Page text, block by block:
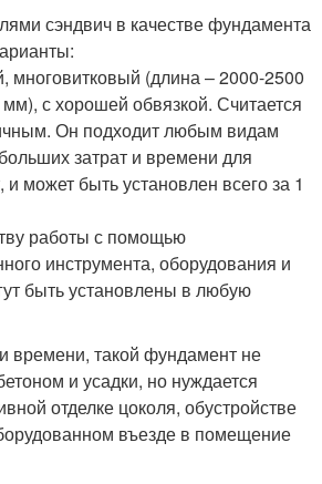
сэндвич в качестве фундамента
многовитковый (длина – 2000-2500
с хорошей обвязкой. Считается
Он подходит любым видам
затрат и времени для
может быть установлен всего за 1
работы с помощью
инструмента, оборудования и
быть установлены в любую
времени, такой фундамент не
и усадки, но нуждается
отделке цоколя, обустройстве
въезде в помещение